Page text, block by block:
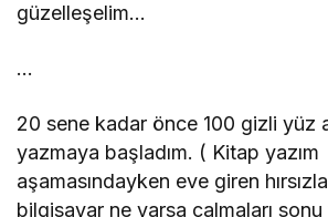
güzelleşelim…
…
20 sene kadar önce 100 gizli yüz
yazmaya başladım. ( Kitap yazım
aşamasındayken eve giren
bilgisayar ne varsa çalmaları sonu